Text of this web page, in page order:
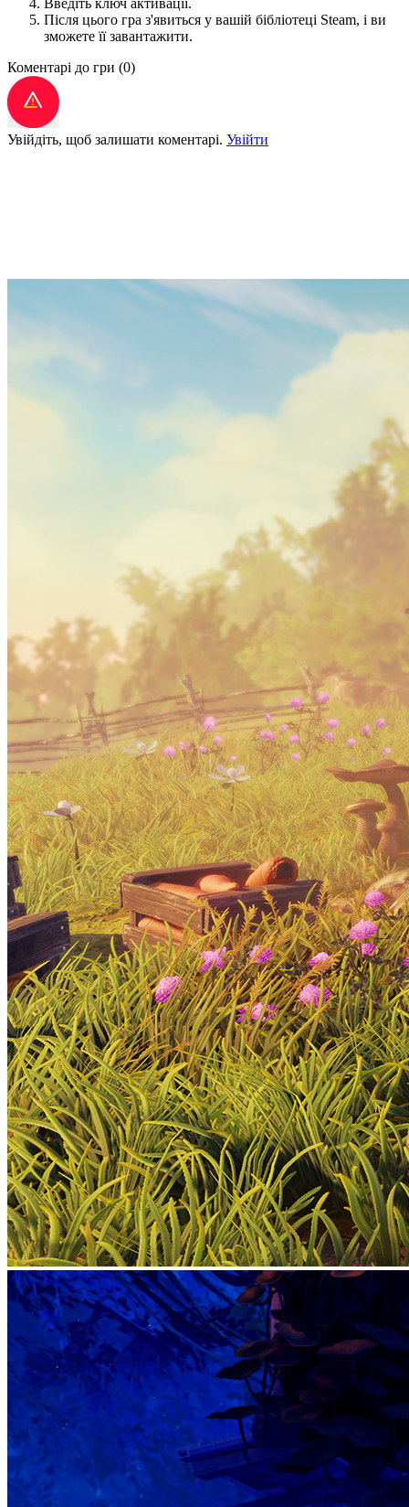
Після цього гра з'явиться у вашій бібліотеці Steam, і ви
зможете її завантажити.
Коментарі до гри (0)
Увійдіть, щоб залишати коментарі. Увійти